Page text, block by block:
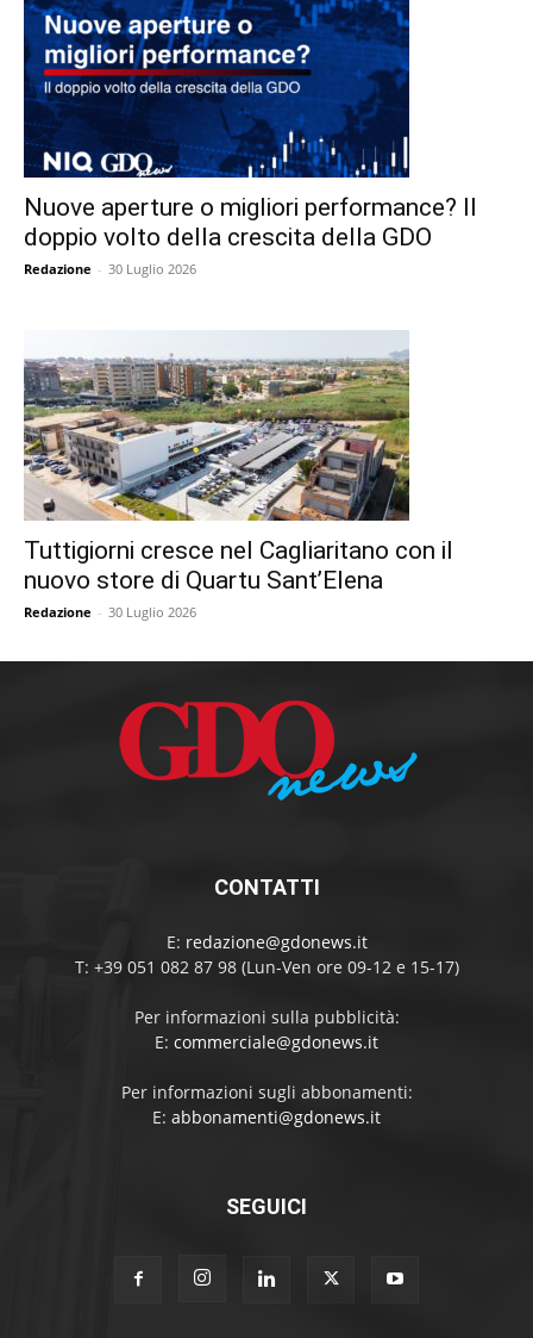
Nuove aperture o migliori performance? Il
doppio volto della crescita della GDO
Redazione - 30 Luglio 2026
Tuttigiorni cresce nel Cagliaritano con il
nuovo store di Quartu Sant’Elena
Redazione - 30 Luglio 2026
CONTATTI
E: redazione@gdonews.it
T: +39 051 082 87 98 (Lun-Ven ore 09-12 e 15-17)
Per informazioni sulla pubblicità:
E: commerciale@gdonews.it
Per informazioni sugli abbonamenti:
E: abbonamenti@gdonews.it
SEGUICI